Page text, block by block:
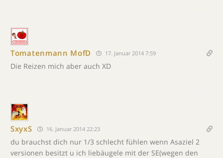
Tomatenmann MofD 17. Januar 2014 7:59
Die Reizen mich aber auch XD
SxyxS 16. Januar 2014 22:23
du brauchst dich nur 1/3 schlecht fühlen wenn Asaziel 2
versionen besitzt u ich liebäugele mit der SE(wegen den